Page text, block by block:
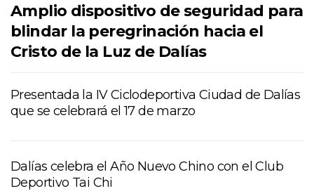
Amplio dispositivo de seguridad para
blindar la peregrinación hacia el
Cristo de la Luz de Dalías
Presentada la IV Ciclodeportiva Ciudad de Dalías
que se celebrará el 17 de marzo
Dalías celebra el Año Nuevo Chino con el Club
Deportivo Tai Chi